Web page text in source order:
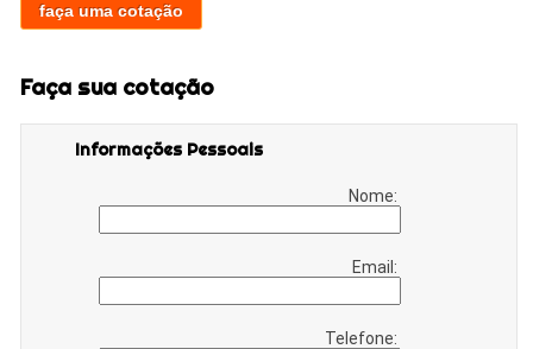
faça uma cotação
Faça sua cotação
Informações Pessoais
Nome:
Email:
Telefone: